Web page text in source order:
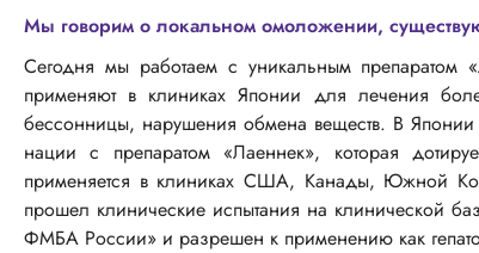
Мы говорим о локальном омоложении,
Сегодня мы работаем с уникальным препаратом
применяют в клиниках Японии для лечения
бессонницы, нарушения обмена веществ. В Японии
нации с препаратом «Лаеннек», которая
применяется в клиниках США, Канады, Южной
прошел клинические испытания на клинической
ФМБА России» и разрешен к применению как